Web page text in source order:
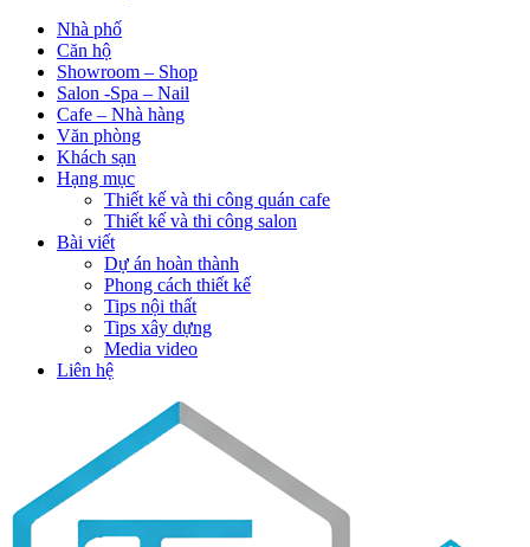
Nhà phố
Căn hộ
Showroom – Shop
Salon -Spa – Nail
Cafe – Nhà hàng
Văn phòng
Khách sạn
Hạng mục
Thiết kế và thi công quán cafe
Thiết kế và thi công salon
Bài viết
Dự án hoàn thành
Phong cách thiết kế
Tips nội thất
Tips xây dựng
Media video
Liên hệ